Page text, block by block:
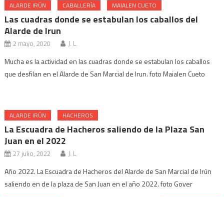
ALARDE IRÚN CABALLERÍA MAIALEN CUETO
Las cuadras donde se estabulan los caballos del
Alarde de Irun
2 mayo, 2020 J. L.
Mucha es la actividad en las cuadras donde se estabulan los caballos
que desfilan en el Alarde de San Marcial de Irun. foto Maialen Cueto
ALARDE IRÚN HACHEROS
La Escuadra de Hacheros saliendo de la Plaza San
Juan en el 2022
27 julio, 2022 J. L.
Año 2022. La Escuadra de Hacheros del Alarde de San Marcial de Irún
saliendo en de la plaza de San Juan en el año 2022. foto Gover